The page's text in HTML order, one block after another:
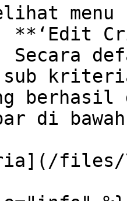
sub
berhasil
di
files/